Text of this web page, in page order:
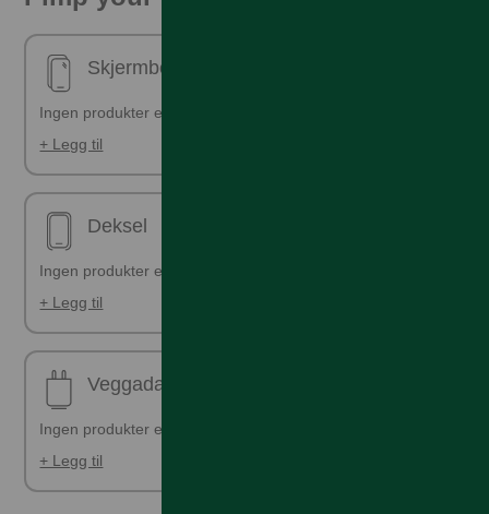
Skjermbeskyttelse - ferdig påsatt
Ingen produkter er valgt
+ Legg til
Deksel
Ingen produkter er valgt
+ Legg til
Veggadapter
Ingen produkter er valgt
+ Legg til